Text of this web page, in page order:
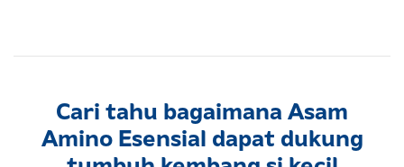
Cari tahu bagaimana Asam
Amino Esensial dapat dukung